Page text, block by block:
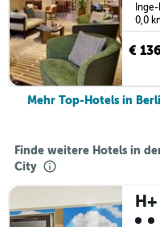
0,0
€
Mehr Top-Hotels in
Finde weitere Hotels in
City